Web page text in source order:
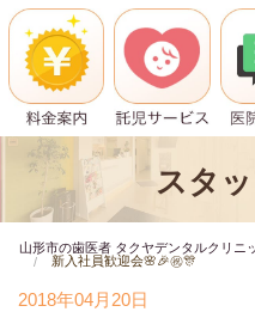
スタ
山形市の歯医者 タクヤデンタルクリニ
新入社員歓迎会🌸🎉㊗🎊
2018年04月20日